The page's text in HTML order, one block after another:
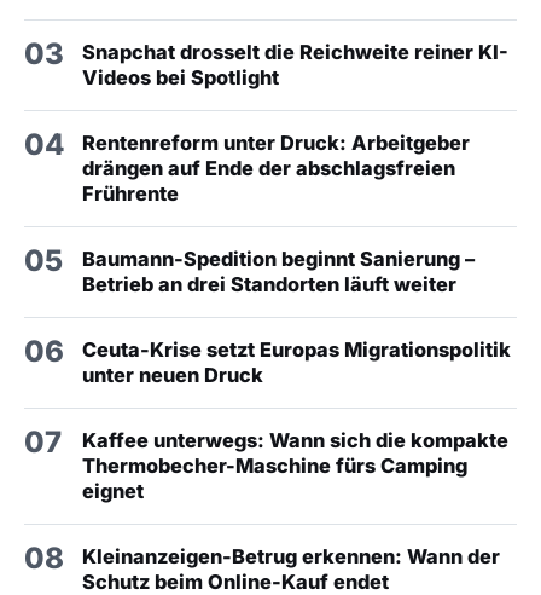
03
Snapchat drosselt die Reichweite reiner KI-
Videos bei Spotlight
04
Rentenreform unter Druck: Arbeitgeber
drängen auf Ende der abschlagsfreien
Frührente
05
Baumann-Spedition beginnt Sanierung –
Betrieb an drei Standorten läuft weiter
06
Ceuta-Krise setzt Europas Migrationspolitik
unter neuen Druck
07
Kaffee unterwegs: Wann sich die kompakte
Thermobecher-Maschine fürs Camping
eignet
08
Kleinanzeigen-Betrug erkennen: Wann der
Schutz beim Online-Kauf endet